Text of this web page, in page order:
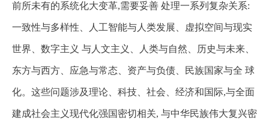
前所未有的系统化大变革,需要妥善 处理一系列复杂关系:
一致性与多样性、人工智能与人类发展、虚拟空间与现实
世界、数字主义 与人文主义、人类与自然、历史与未来、
东方与西方、应急与常态、资产与负债、民族国家与全 球
化。这些问题涉及理论、科技、社会、经济和国际,与全面
建成社会主义现代化强国密切相关, 与中华民族伟大复兴密